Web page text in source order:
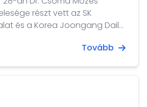
részt vett az SK
és a Korea Joongang Daily
jótékonysági eseményen,
születésű koreai televíziós
Tovább